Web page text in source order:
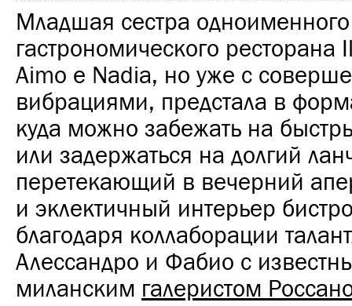
Младшая сестра одноименного
гастрономического ресторана
Aimo e Nadia, но уже с
вибрациями, предстала в
куда можно забежать на
или задержаться на долгий
перетекающий в вечерний
и эклектичный интерьер
благодаря коллаборации
Алессандро и Фабио с
миланским галеристом